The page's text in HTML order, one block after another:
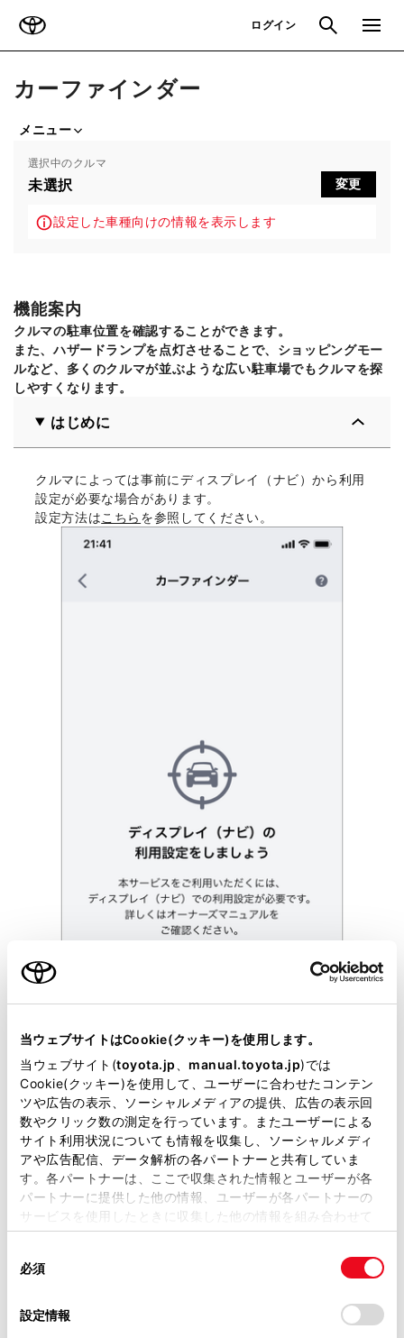
当ウェブサイトはCookie(クッキー)を使用します。
当ウェブサイト(toyota.jp manual.toyota.jp)では
Cookie(クッキー)を使用して、ユーザーに合わせたコンテン
ツや広告の表示、ソーシャルメディアの提供、広告の表示回
数やクリック数の測定を行っています。またユーザーによる
サイト利用状況についても情報を収集し、ソーシャルメディ
アや広告配信、データ解析の各パートナーと共有していま
す。各パートナーは、ここで収集された情報とユーザーが各
パートナーに提供した他の情報、ユーザーが各パートナーの
サービスを使用したときに収集した他の情報を組み合わせて
使用することがあります。当ウェブサイトの使用を続行する
デバイスにすべてのCookie(クッキー)が保存されることに同
意したことになります。Cookie(クッキー)のオプトアウト、
必須
設定情報
ログイン 検索 メニュ
カーファインダー
メニュー
選択中のクルマ
未選択 変更
設定した車種向けの情報を表示します
機能案内
クルマの駐車位置を確認することができます。
また、ハザードランプを点灯させることで、ショッピングモー
ルなど、多くのクルマが並ぶような広い駐車場でもクルマを探
しやすくなります。
はじめに
クルマによっては事前にディスプレイ（ナビ）から利用
設定が必要な場合があります。
設定方法はこちら を参照してください。
位置を確認する